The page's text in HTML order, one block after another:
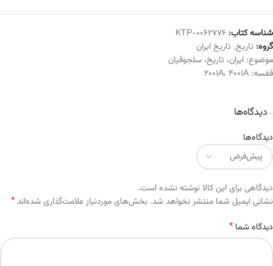
شناسه کتاب: KTP-0062776
گروه: تاریخ, تاریخ ایران
موضوع: ایران، تاریخ، سلجوقیان
قفسه:
2001A، 4001A
دیدگاه‌ها
دیدگاه‌ها
دیدگاهی برای این کالا نوشته نشده است.
نشانی ایمیل شما منتشر نخواهد شد. بخش‌های موردنیاز علامت‌گذاری شده‌اند*
دیدگاه شما *
Alternative: